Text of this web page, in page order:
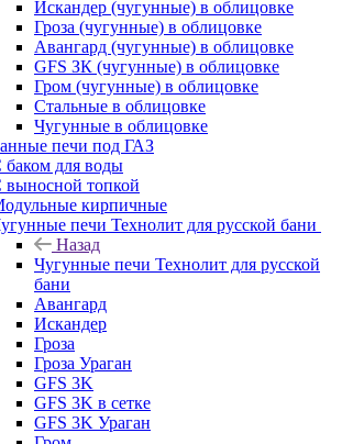
Искандер (чугунные) в облицовке
Гроза (чугунные) в облицовке
Авангард (чугунные) в облицовке
GFS ЗК (чугунные) в облицовке
Гром (чугунные) в облицовке
Стальные в облицовке
Чугунные в облицовке
печи под ГАЗ
баком для воды
выносной топкой
кирпичные
печи Технолит для русской бани
Назад
Чугунные печи Технолит для русской
бани
Авангард
Искандер
Гроза
Гроза Ураган
GFS 3K
GFS 3K в сетке
GFS 3K Ураган